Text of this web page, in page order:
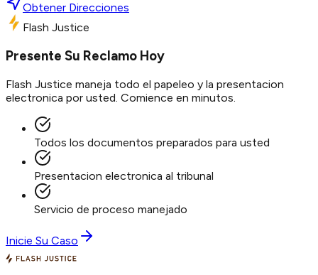
Obtener Direcciones
Flash Justice
Presente Su Reclamo Hoy
Flash Justice maneja todo el papeleo y la presentacion
electronica por usted. Comience en minutos.
Todos los documentos preparados para usted
Presentacion electronica al tribunal
Servicio de proceso manejado
Inicie Su Caso